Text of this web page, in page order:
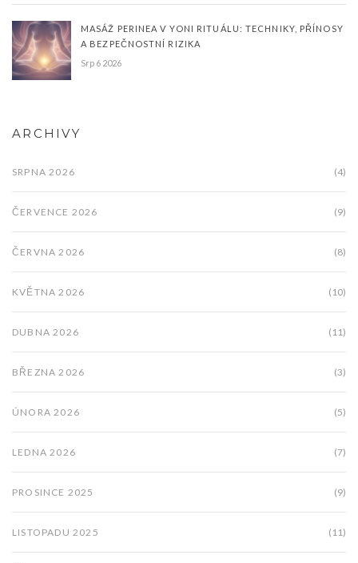
MASÁŽ PERINEA V YONI RITUÁLU: TECHNIKY, PŘÍNOSY
A BEZPEČNOSTNÍ RIZIKA
Srp 6 2026
ARCHIVY
SRPNA 2026 (4)
ČERVENCE 2026 (9)
ČERVNA 2026 (8)
KVĚTNA 2026 (10)
DUBNA 2026 (11)
BŘEZNA 2026 (3)
ÚNORA 2026 (5)
LEDNA 2026 (7)
PROSINCE 2025 (9)
LISTOPADU 2025 (11)